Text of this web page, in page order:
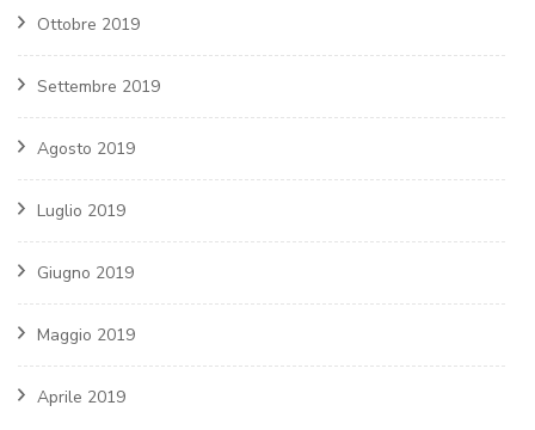
Ottobre 2019
Settembre 2019
Agosto 2019
Luglio 2019
Giugno 2019
Maggio 2019
Aprile 2019